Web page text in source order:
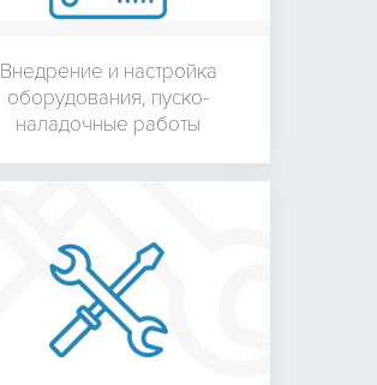
Внедрение и настройка
оборудования, пуско-
наладочные работы